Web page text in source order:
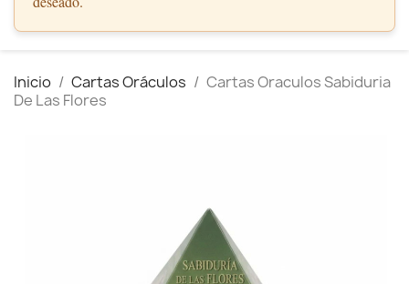
Inicio Cartas Oráculos
Cartas Oraculos Sabiduria
De Las Flores